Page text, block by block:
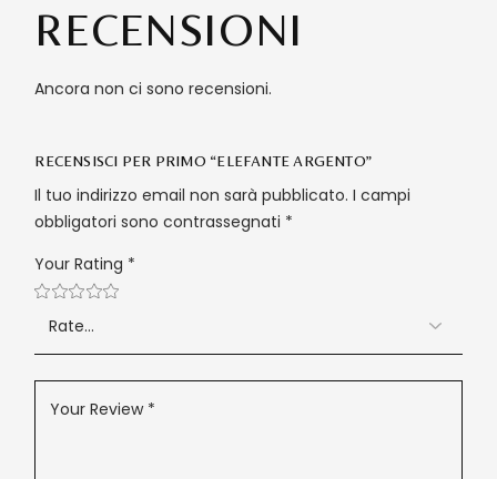
RECENSIONI
Ancora non ci sono recensioni.
RECENSISCI PER PRIMO “ELEFANTE ARGENTO”
Il tuo indirizzo email non sarà pubblicato. I campi
obbligatori sono contrassegnati *
Your Rating *